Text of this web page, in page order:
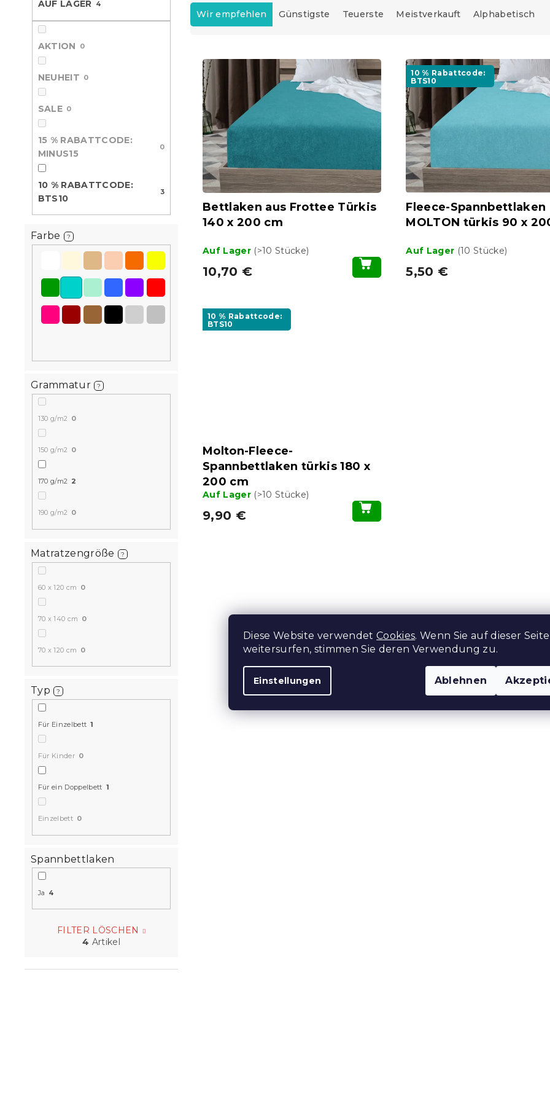
Diese Website verwendet Cookies. Wenn Sie auf dieser Seite
weitersurfen, stimmen Sie deren Verwendung zu.
Einstellungen Ablehnen
AUF LAGER 4
AKTION 0
NEUHEIT 0
SALE 0
15 % RABATTCODE:
MINUS15
0
10 % RABATTCODE:
BTS10
3
Farbe ?
Grammatur ?
130 g/m2 0
150 g/m2 0
170 g/m2 2
190 g/m2 0
Matratzengröße ?
60 x 120 cm 0
70 x 140 cm 0
70 x 120 cm 0
Typ ?
Für Einzelbett 1
Für Kinder 0
Für ein Doppelbett 1
Einzelbett 0
Spannbettlaken
Ja 4
FILTER LÖSCHEN
4 Artikel
o
Wir empfehlen Günstigste Teuerste Meistverkauft Alphabetisch
Bettlaken aus Frottee Türkis
140 x 200 cm
Auf Lager (>10 Stücke)
10,70 €
10 % Rabattcode:
BTS10
Fleece-Spannbettlaken
MOLTON türkis 90 x
Auf Lager (10 Stücke)
5,50 €
10 % Rabattcode:
BTS10
Molton-Fleece-
Spannbettlaken türkis 180 x
200 cm
Auf Lager (>10 Stücke)
9,90 €
r
l
e
m
e
d